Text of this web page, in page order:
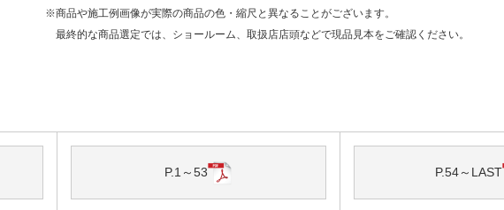
※商品や施工例画像が実際の商品の色・縮尺と異なることがございます。
最終的な商品選定では、ショールーム、取扱店店頭などで現品見本をご確認ください。
P.1～53 P.54～LAST